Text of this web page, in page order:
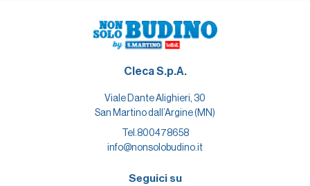
Cleca S.p.A.
Viale Dante Alighieri, 30
San Martino dall’Argine (MN)
Tel.800478658
info@nonsolobudino.it
Seguici su